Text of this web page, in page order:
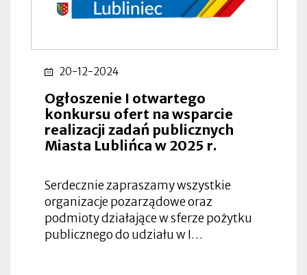
20-12-2024
Ogłoszenie I otwartego
konkursu ofert na wsparcie
realizacji zadań publicznych
Miasta Lublińca w 2025 r.
Serdecznie zapraszamy wszystkie
organizacje pozarządowe oraz
podmioty działające w sferze pożytku
publicznego do udziału w I…